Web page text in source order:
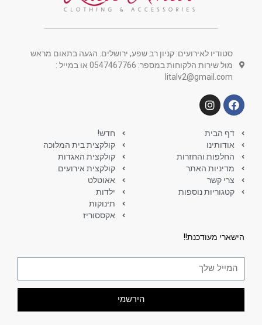
סטודיו לאירועים: קניון רב שפע, ירושלים. הגעה בתאום מראש
מול שירות הלקוחות במספר: 0547467766 או במייל :
litalv2@gmail.com
דף הבית
אודותינו
החלפות והחזרות
מדיניות האתר
צרי קשר
קטגוריות נוספות
חדש!
קולקצית בית המלוכה
קולקצית האגדות
קולקצית אירועים
אאוטלט
ילדות
תינוקות
אקססוריז
הישארי מעודכנת!!
הירשמי